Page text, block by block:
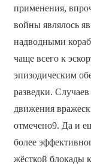
применения,
войны являлось
надводными
чаще всего к
эпизодическим
разведки.
движения
отмечено9. Да и
более
жёсткой блокады